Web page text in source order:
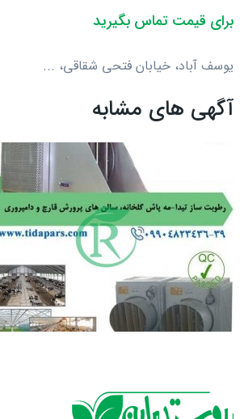
برای قیمت تماس بگیرید
یوسف آباد، خیابان فتحی شقاقی، ...
آگهی های مشابه